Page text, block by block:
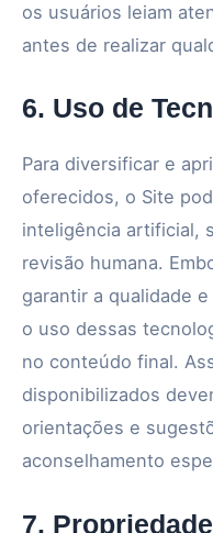
os usuários leiam
antes de realizar
6. Uso de
Para diversificar e
oferecidos, o Site
inteligência artificial,
revisão humana.
garantir a qualidade
o uso dessas
no conteúdo final.
disponibilizados
orientações e
aconselhamento
7.